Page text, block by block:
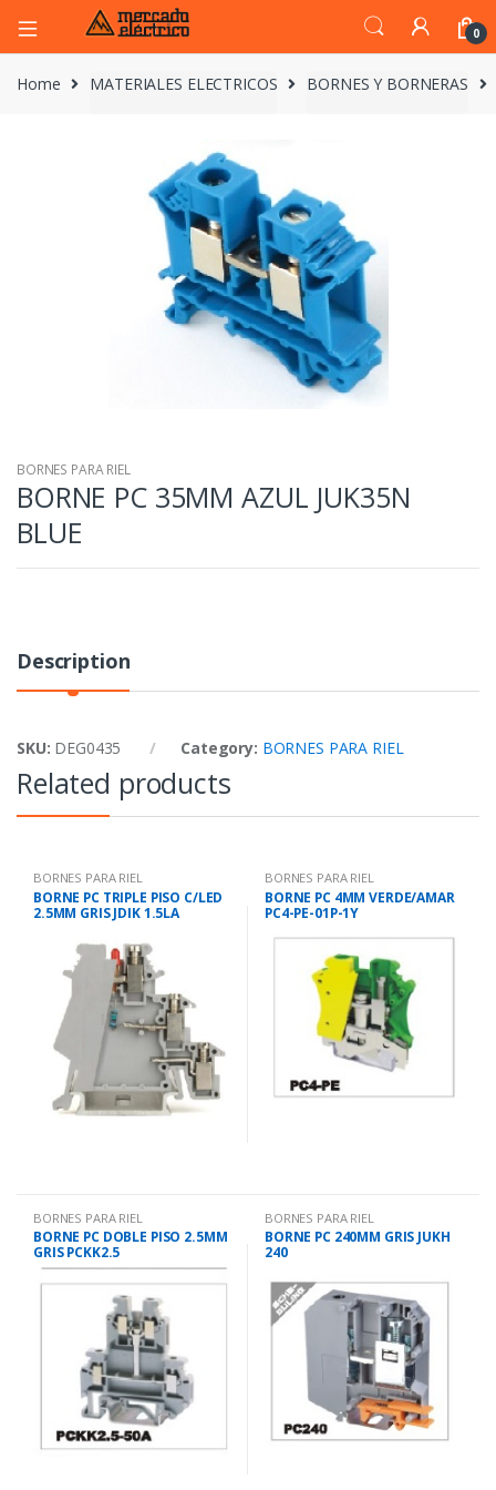
0
Home MATERIALES ELECTRICOS BORNES Y BORNERAS
BORNES PARA RIEL
BORNE PC 35MM AZUL JUK35N
BLUE
Description
SKU: DEG0435 Category: BORNES PARA RIEL
Related products
BORNES PARA RIEL
BORNE PC TRIPLE PISO C/LED
2.5MM GRIS JDIK 1.5LA
BORNES PARA RIEL
BORNE PC 4MM VERDE/AMAR
PC4-PE-01P-1Y
BORNES PARA RIEL
BORNE PC DOBLE PISO 2.5MM
GRIS PCKK2.5
BORNES PARA RIEL
BORNE PC 240MM GRIS JUKH
240